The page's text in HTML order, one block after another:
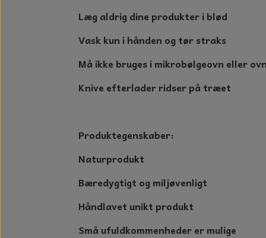
Læg aldrig dine produkter i blød
Vask kun i hånden og tør straks
Må ikke bruges i mikrobølgeovn eller
Knive efterlader ridser på træet
Produktegenskaber:
Naturprodukt
Bæredygtigt og miljøvenligt
Håndlavet unikt produkt
Små ufuldkommenheder er mulige